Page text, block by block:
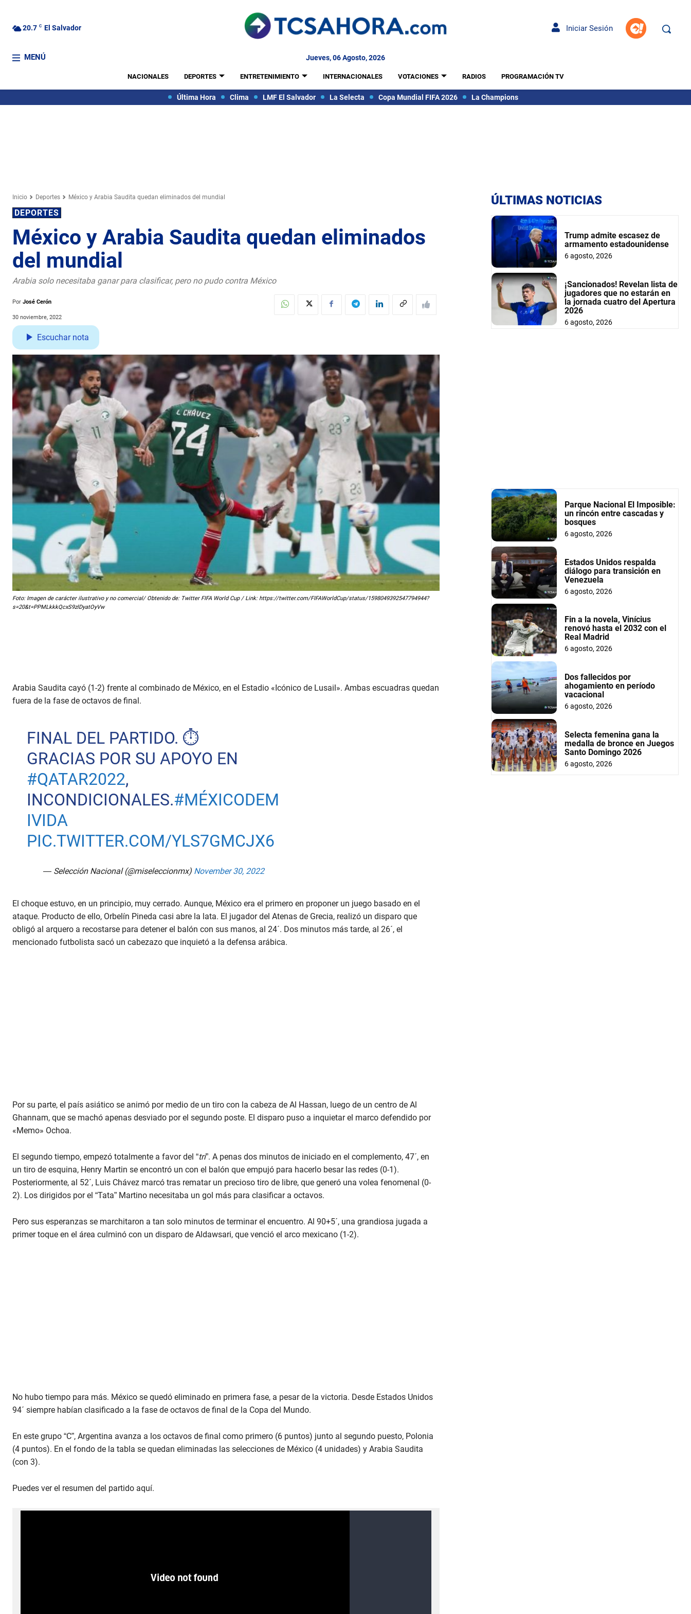
20.7 C El Salvador Iniciar Sesión
MENÚ Jueves, 06 Agosto, 2026
NACIONALES DEPORTES ENTRETENIMIENTO INTERNACIONALES VOTACIONES RADIOS PROGRAMACIÓN TV
Última Hora Clima LMF El Salvador La Selecta Copa Mundial FIFA 2026 La Champions
Inicio Deportes México y Arabia Saudita quedan eliminados del mundial
DEPORTES
México y Arabia Saudita quedan eliminados
del mundial
Arabia solo necesitaba ganar para clasificar, pero no pudo contra México
Por José Cerón
30 noviembre, 2022
Escuchar nota
Foto: Imagen de carácter ilustrativo y no comercial/ Obtenido de: Twitter FIFA World Cup / Link: https://twitter.com/FIFAWorldCup/status/1598049392547794944?
s=20&t=PPMLkkkQcxS9zlDyatOyVw
Arabia Saudita cayó (1-2) frente al combinado de México, en el Estadio «Icónico de Lusail». Ambas escuadras quedan
fuera de la fase de octavos de final.
FINAL DEL PARTIDO. ⏱
GRACIAS POR SU APOYO EN
#QATAR2022,
INCONDICIONALES.#MÉXICODEM
IVIDA
PIC.TWITTER.COM/YLS7GMCJX6
— Selección Nacional (@miseleccionmx) November 30, 2022
El choque estuvo, en un principio, muy cerrado. Aunque, México era el primero en proponer un juego basado en el
ataque. Producto de ello, Orbelín Pineda casi abre la lata. El jugador del Atenas de Grecia, realizó un disparo que
obligó al arquero a recostarse para detener el balón con sus manos, al 24´. Dos minutos más tarde, al 26´, el
mencionado futbolista sacó un cabezazo que inquietó a la defensa arábica.
Por su parte, el país asiático se animó por medio de un tiro con la cabeza de Al Hassan, luego de un centro de Al
Ghannam, que se machó apenas desviado por el segundo poste. El disparo puso a inquietar el marco defendido por
«Memo» Ochoa.
El segundo tiempo, empezó totalmente a favor del “tri”. A penas dos minutos de iniciado en el complemento, 47´, en
un tiro de esquina, Henry Martin se encontró un con el balón que empujó para hacerlo besar las redes (0-1).
Posteriormente, al 52´, Luis Chávez marcó tras rematar un precioso tiro de libre, que generó una volea fenomenal (0-
2). Los dirigidos por el “Tata” Martino necesitaba un gol más para clasificar a octavos.
Pero sus esperanzas se marchitaron a tan solo minutos de terminar el encuentro. Al 90+5´, una grandiosa jugada a
primer toque en el área culminó con un disparo de Aldawsari, que venció el arco mexicano (1-2).
No hubo tiempo para más. México se quedó eliminado en primera fase, a pesar de la victoria. Desde Estados Unidos
94´ siempre habían clasificado a la fase de octavos de final de la Copa del Mundo.
En este grupo “C”, Argentina avanza a los octavos de final como primero (6 puntos) junto al segundo puesto, Polonia
(4 puntos). En el fondo de la tabla se quedan eliminadas las selecciones de México (4 unidades) y Arabia Saudita
(con 3).
Puedes ver el resumen del partido aquí.
ÚLTIMAS NOTICIAS
Trump admite escasez de
armamento estadounidense
6 agosto, 2026
¡Sancionados! Revelan lista de
jugadores que no estarán en
la jornada cuatro del Apertura
2026
6 agosto, 2026
Parque Nacional El Imposible:
un rincón entre cascadas y
bosques
6 agosto, 2026
Estados Unidos respalda
diálogo para transición en
Venezuela
6 agosto, 2026
Fin a la novela, Vinícius
renovó hasta el 2032 con el
Real Madrid
6 agosto, 2026
Dos fallecidos por
ahogamiento en período
vacacional
6 agosto, 2026
Selecta femenina gana la
medalla de bronce en Juegos
Santo Domingo 2026
6 agosto, 2026